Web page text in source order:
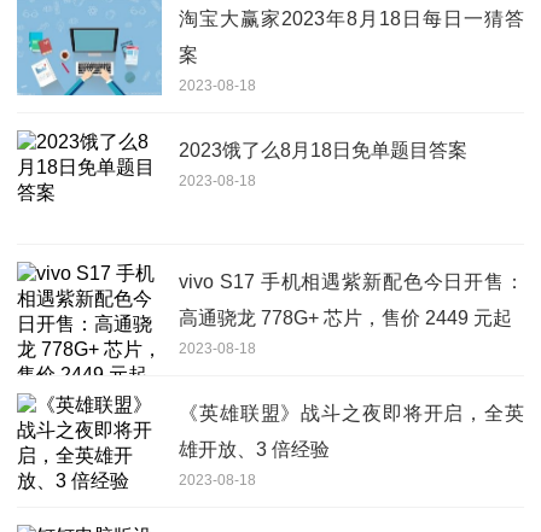
淘宝大赢家2023年8月18日每日一猜答
案
2023-08-18
2023饿了么8月18日免单题目答案
2023-08-18
vivo S17 手机相遇紫新配色今日开售：
高通骁龙 778G+ 芯片，售价 2449 元起
2023-08-18
《英雄联盟》战斗之夜即将开启，全英
雄开放、3 倍经验
2023-08-18